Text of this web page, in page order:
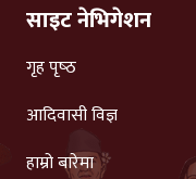
साइट नेभिगेशन
गृह पृष्‍ठ
आदिवासी विज्ञ
हाम्रो बारेमा